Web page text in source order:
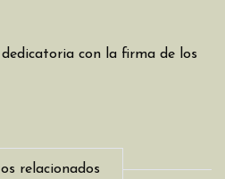
con la firma de los
relacionados